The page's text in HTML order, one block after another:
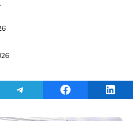
ThreadsShare on TelegramShare on Facebook